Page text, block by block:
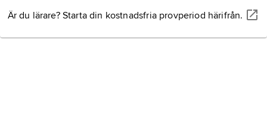
Är du lärare? Starta din kostnadsfria provperiod härifrån.